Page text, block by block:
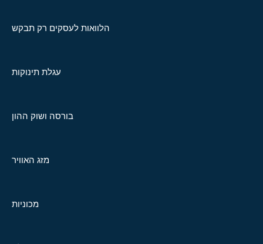
הלוואות לעסקים רק תבקש
עגלת תינוקות
בורסה ושוק ההון
מזג האוויר
מכוניות